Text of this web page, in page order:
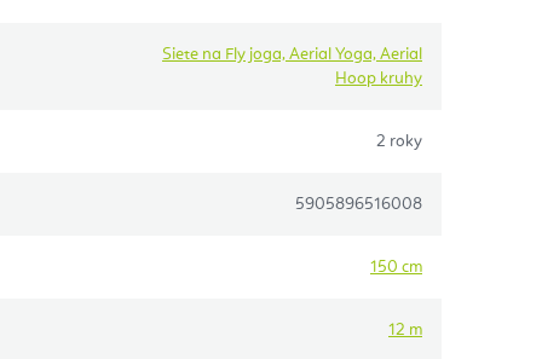
Siete na Fly joga, Aerial Yoga, Aerial
Hoop kruhy
2 roky
5905896516008
150 cm
12 m